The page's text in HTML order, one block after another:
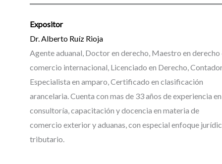
Expositor
Dr. Alberto Ruíz Rioja
Agente aduanal, Doctor en derecho, Maestro en derecho
comercio internacional, Licenciado en Derecho,
Especialista en amparo, Certificado en clasificación
arancelaria. Cuenta con mas de 33 años de experiencia
consultoría, capacitación y docencia en materia de
comercio exterior y aduanas, con especial enfoque
tributario.